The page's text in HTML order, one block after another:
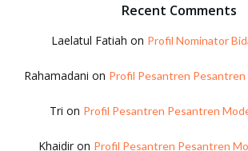
Recent Comments
Laelatul Fatiah on Profil Nominator
Rahamadani on Profil Pesantren
Tri on Profil Pesantren Pesantren
Khaidir on Profil Pesantren Pesantren